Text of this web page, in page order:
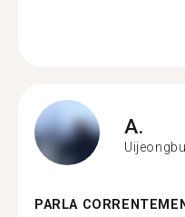
A.
PARLA